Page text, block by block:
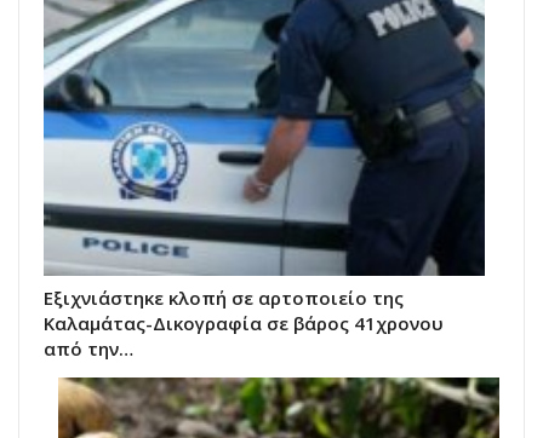
Εξιχνιάστηκε κλοπή σε αρτοποιείο της
Καλαμάτας-Δικογραφία σε βάρος 41χρονου
από την…